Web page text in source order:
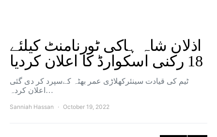
اذلان شاہ ہاکی ٹورنامنٹ کیلئے
18 رکنی اسکوارڈ کا اعلان کردیا
ٹیم کی قیادت سینئرکھلاڑی عمر بھٹہ کےسپرد کر دی گئی
اعلان کردہ…
Sanniah Hassan October 19, 2022